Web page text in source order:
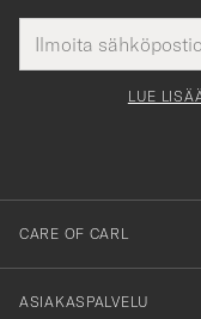
tieto
Tack
för
dig
till
vårt
nyhetsbrev!
LUE
CARE OF CARL
ASIAKASPALVELU